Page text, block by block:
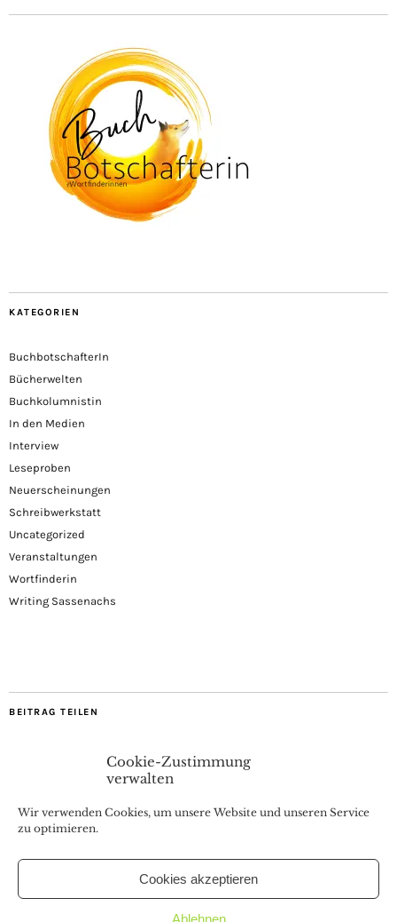
Cookie-Zustimmung
verwalten
Wir verwenden Cookies, um unsere Website und unseren Service
zu optimieren.
Cookies akzeptieren
Ablehnen
KATEGORIEN
BuchbotschafterIn
Bücherwelten
Buchkolumnistin
In den Medien
Interview
Leseproben
Neuerscheinungen
Schreibwerkstatt
Uncategorized
Veranstaltungen
Wortfinderin
Writing Sassenachs
BEITRAG TEILEN
Coaching, Webinare, Buchvorstellungen & Interviews